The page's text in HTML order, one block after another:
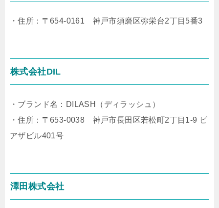
・住所：〒654-0161 神戸市須磨区弥栄台2丁目5番3
株式会社DIL
・ブランド名：DILASH（ディラッシュ）
・住所：〒653-0038 神戸市長田区若松町2丁目1-9 ピ
アザビル401号
澤田株式会社